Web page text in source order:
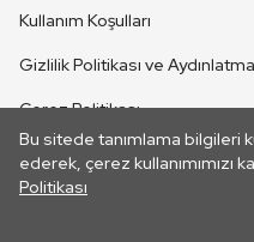
Bu sitede tanımlama bilgileri
ederek, çerez kullanımımızı
Politikası
CANLI YAYINLAR
Kullanım Koşulları
Gizlilik Politikası ve
Çerez Politikası
İletişim
Her hakkı saklıdır. ©2026